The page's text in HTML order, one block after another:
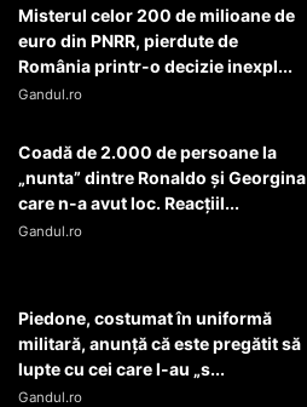
Misterul celor 200 de milioane de
euro din PNRR, pierdute de
România printr-o decizie inexpl...
Gandul.ro
Coadă de 2.000 de persoane la
„nunta” dintre Ronaldo și Georgina
care n-a avut loc. Reacțiil...
Gandul.ro
Piedone, costumat în uniformă
militară, anunță că este pregătit să
lupte cu cei care l-au „s...
Gandul.ro